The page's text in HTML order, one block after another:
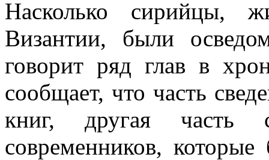
Насколько сирийцы,
Византии, были
говорит ряд глав в
сообщает, что часть
книг, другая часть
современников,